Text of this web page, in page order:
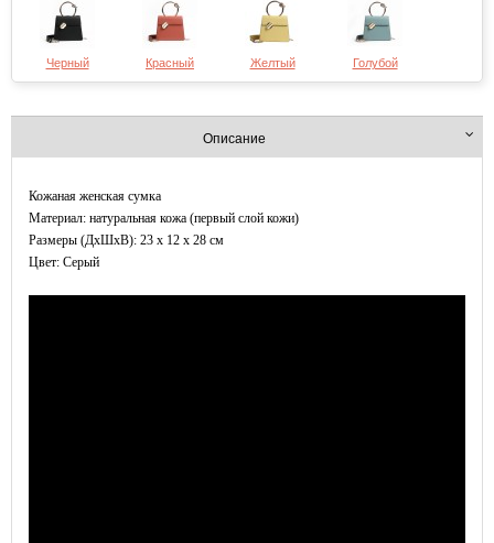
Черный Красный Желтый Голубой
Описание
Кожаная женская сумка
Материал: натуральная кожа (первый слой кожи)
Размеры (ДxШхВ): 23 x 12 x 28 см
Цвет: Серый